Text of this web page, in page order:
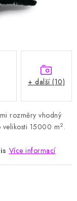
rozměry vhodný
velikosti 15000 m2 .
Více informací
+ další (10)